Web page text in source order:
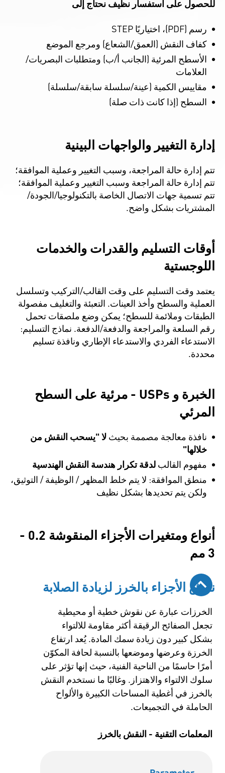
للحصول على استفسار نظيف نحتاج إلى
رسم (PDF)، اختياريًا STEP
كفاف النقش (العمق/الشعاع) ومرجع الموضع
الأسطح المرئية (الجانب أ/ب) ومتطلبات البصريات/
العلامات
مقاييس الكمية (عينة/سلسلة سابقة/سلسلة)
السطح (إذا كانت ذات صلة)
إدارة التغيير والواجهات البينية
تتم إدارة حالة المراجعة، وسبب التغيير وعملية الموافقة؛
تتم إدارة حالة المراجعة وسبب التغيير وعملية الموافقة؛
تتم تسمية جهات الاتصال الخاصة بالتكنولوجيا/الجودة/
المشتريات بشكل واضح.
أوقات التسليم والقدرات والخدمات
اللوجستية
يعتمد وقت التسليم على وقت القالب/التركيب وتسلسل
العملية والسطح وأخذ العينات. التعبئة والتغليف مفصولة
الطبقات وملائمة للسطح؛ يمكن وضع ملصقات تحمل
رقم السلعة والمراجعة والدفعة/الدفعة. نماذج التسليم:
الاستدعاء الفردي والاستدعاء الإطاري ونافذة تسليم
محددة.
الخبرة و USPs - مرئية على السطح
المرئي
نافذة معالجة مصممة بحيث لا "يسحب النقش من
خلالها"
مفهوم القالب لدقة تكرار هندسة النقش الهندسية
منطق الموافقة: لا يتم خلط المظهر / الوظيفة / التوثيق،
ولكن يتم تحديدها بشكل نظيف
أنواع ومتغيرات الأجزاء المنقوشة 0.2 -
3 مم
نقش الأجزاء بالخرز لزيادة الصلابة
الخرزات عبارة عن نقوش خطية أو محيطية
تجعل الصفائح الرقيقة أكثر مقاومة للالتواء
بشكل كبير دون زيادة سمك المادة. يُعد ارتفاع
الخرزة وعرضها وموضعها بالنسبة لحافة المكوّن
أمرًا حاسمًا من الناحية الفنية، حيث إنها تؤثر على
سلوك الالتواء والاهتزاز. وغالبًا ما نستخدم النقش
بالخرز في أغطية المساحات الكبيرة والألواح
الحاملة في التجميعات.
المعلمات التقنية - النقش بالخرز